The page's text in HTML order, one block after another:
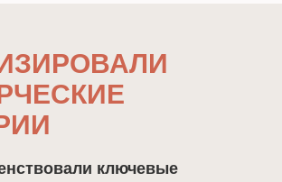
ключевые